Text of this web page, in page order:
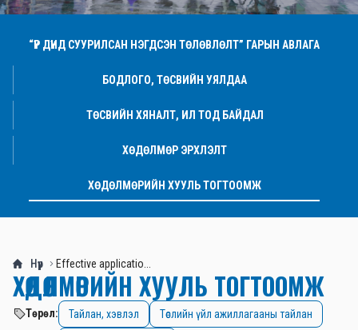
“ҮР ДҮНД СУУРИЛСАН НЭГДСЭН ТӨЛӨВЛӨЛТ” ГАРЫН АВЛАГА
БОДЛОГО, ТӨСВИЙН УЯЛДАА
ТӨСВИЙН ХЯНАЛТ, ИЛ ТОД БАЙДАЛ
ХӨДӨЛМӨР ЭРХЛЭЛТ
ХӨДӨЛМӨРИЙН ХУУЛЬ ТОГТООМЖ
Нүүр Effective applicatio...
ХӨДӨЛМӨРИЙН ХУУЛЬ ТОГТООМЖ
Төрөл: Тайлан, хэвлэл Төслийн үйл ажиллагааны тайлан